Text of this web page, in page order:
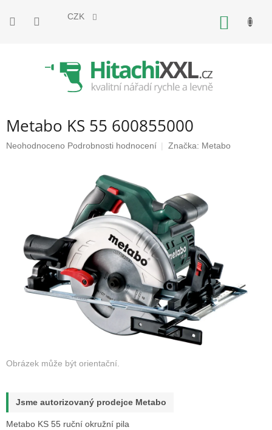
obsah
CZK
Metabo KS 55 600855000
Průměrné
Neohodnoceno Podrobnosti hodnocení Značka: Metabo
Jsme autorizovaný prodejce Metabo
Metabo KS 55 ruční okružní pila